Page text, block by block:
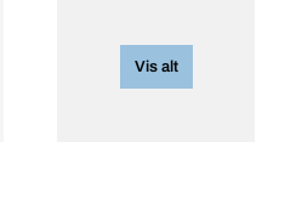
Vis alt